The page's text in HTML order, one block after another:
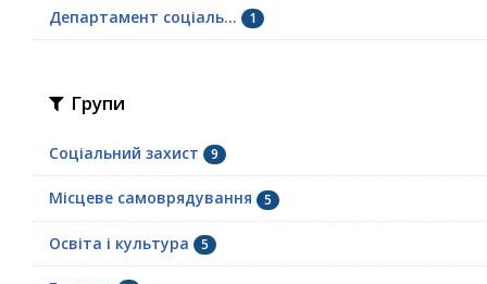
Департамент соціаль... 1
Групи
Соціальний захист 9
Місцеве самоврядування 5
Освіта і культура 5